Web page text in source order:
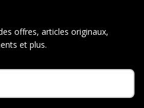
offres, articles originaux,
et plus.